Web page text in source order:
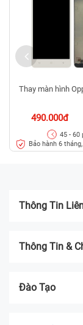
Thay màn hình
490.000đ
45 - 60
Bảo hành 6
kính
Thông Tin
Thông Tin &
Đào Tạo